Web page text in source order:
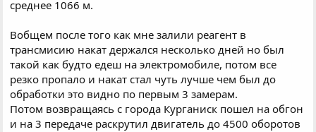
среднее 1066 м.
Вобщем после того как мне залили реагент в
трансмисию накат держался несколько дней но был
такой как будто едеш на электромобиле, потом все
резко пропало и накат стал чуть лучше чем был до
обработки это видно по первым 3 замерам.
Потом возвращаясь с города Курганиск пошел на обгон
и на 3 передаче раскрутил двигатель до 4500 оборотов